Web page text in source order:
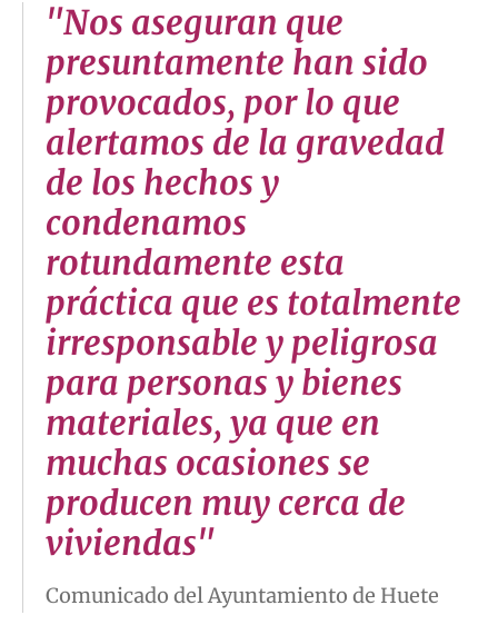
"Nos aseguran que
presuntamente han sido
provocados, por lo que
alertamos de la gravedad
de los hechos y
condenamos
rotundamente esta
práctica que es totalmente
irresponsable y peligrosa
para personas y bienes
materiales, ya que en
muchas ocasiones se
producen muy cerca de
viviendas"
Comunicado del Ayuntamiento de Huete